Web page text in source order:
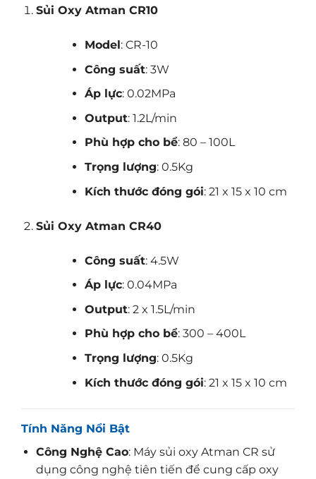
Sủi Oxy Atman CR10
Model: CR-10
Công suất: 3W
Áp lực: 0.02MPa
Output: 1.2L/min
Phù hợp cho bể: 80 – 100L
Trọng lượng: 0.5Kg
Kích thước đóng gói: 21 x 15 x 10 cm
Sủi Oxy Atman CR40
Công suất: 4.5W
Áp lực: 0.04MPa
Output: 2 x 1.5L/min
Phù hợp cho bể: 300 – 400L
Trọng lượng: 0.5Kg
Kích thước đóng gói: 21 x 15 x 10 cm
Tính Năng Nổi Bật
Công Nghệ Cao: Máy sủi oxy Atman CR sử
dụng công nghệ tiên tiến để cung cấp oxy